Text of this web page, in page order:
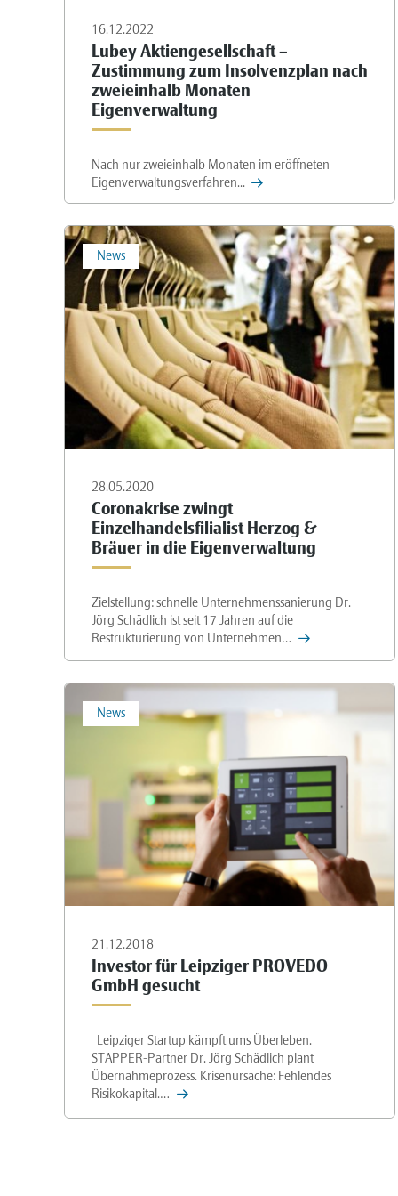
16.12.2022
Lubey Aktiengesellschaft –
Zustimmung zum Insolvenzplan nach
zweieinhalb Monaten
Eigenverwaltung
Nach nur zweieinhalb Monaten im eröffneten
Eigenverwaltungsverfahren...
News
28.05.2020
Coronakrise zwingt
Einzelhandelsfilialist Herzog &
Bräuer in die Eigenverwaltung
Zielstellung: schnelle Unternehmenssanierung Dr.
Jörg Schädlich ist seit 17 Jahren auf die
Restrukturierung von Unternehmen…
News
21.12.2018
Investor für Leipziger PROVEDO
GmbH gesucht
Leipziger Startup kämpft ums Überleben.
STAPPER-Partner Dr. Jörg Schädlich plant
Übernahmeprozess. Krisenursache: Fehlendes
Risikokapital.…